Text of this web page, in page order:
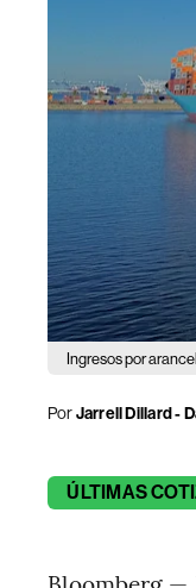
Ingresos por
PorJarrell Dillard -
ÚLTIMAS